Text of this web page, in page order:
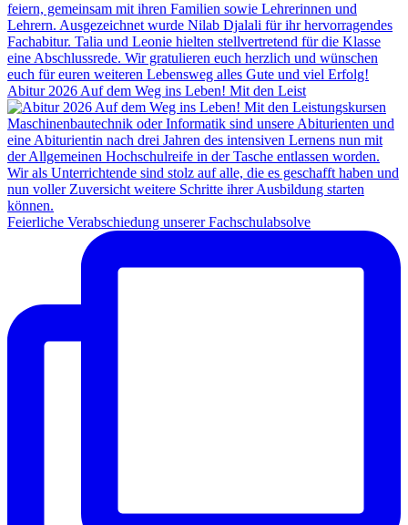
Abitur 2026 Auf dem Weg ins Leben! Mit den Leist
Feierliche Verabschiedung unserer Fachschulabsolve